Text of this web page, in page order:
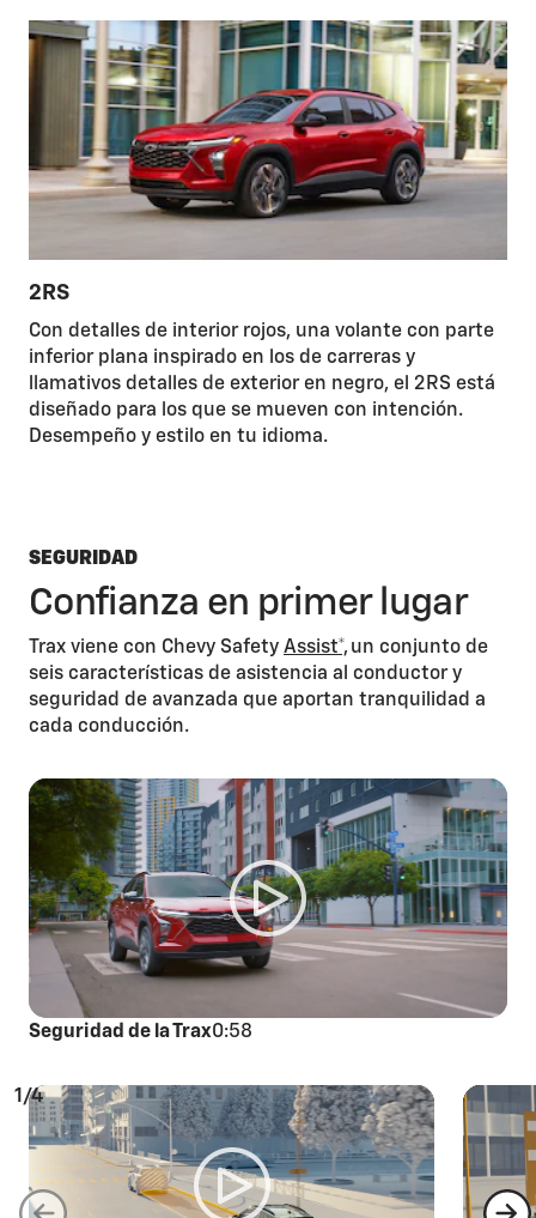
2RS
Con detalles de interior rojos, una volante con parte
inferior plana inspirado en los de carreras y
llamativos detalles de exterior en negro, el 2RS está
diseñado para los que se mueven con intención.
Desempeño y estilo en tu idioma.
SEGURIDAD
Confianza en primer lugar
Trax viene con Chevy Safety Assist*, un conjunto de
seis características de asistencia al conductor y
seguridad de avanzada que aportan tranquilidad a
cada conducción.
Seguridad de la Trax0:58
1/4